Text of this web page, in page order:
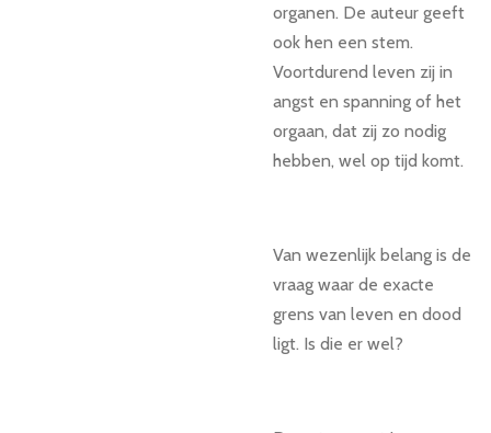
organen. De auteur geeft
ook hen een stem.
Voortdurend leven zij in
angst en spanning of het
orgaan, dat zij zo nodig
hebben, wel op tijd komt.
Van wezenlijk belang is de
vraag waar de exacte
grens van leven en dood
ligt. Is die er wel?